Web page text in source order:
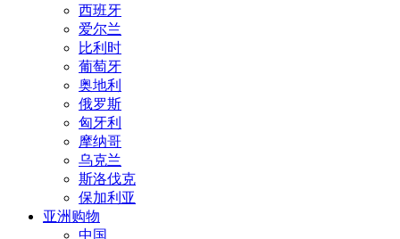
西班牙
爱尔兰
比利时
葡萄牙
奥地利
俄罗斯
匈牙利
摩纳哥
乌克兰
斯洛伐克
保加利亚
亚洲购物
中国